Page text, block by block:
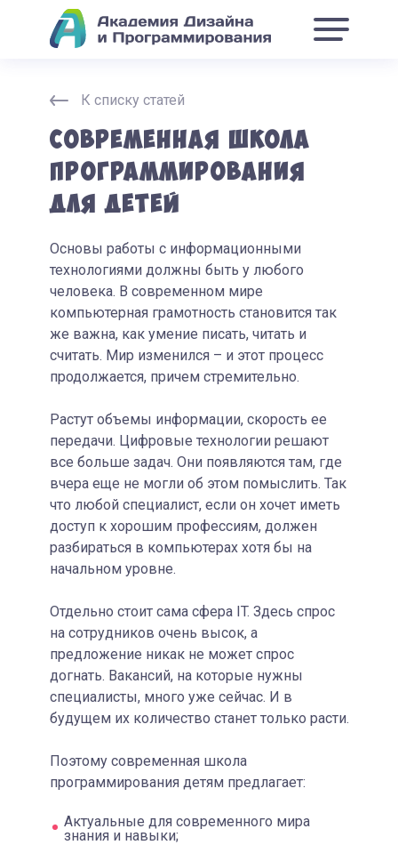
К списку статей
Современная школа
программирования
для детей
Основы работы с информационными
технологиями должны быть у любого
человека. В современном мире
компьютерная грамотность становится так
же важна, как умение писать, читать и
считать. Мир изменился – и этот процесс
продолжается, причем стремительно.
Растут объемы информации, скорость ее
передачи. Цифровые технологии решают
все больше задач. Они появляются там, где
вчера еще не могли об этом помыслить. Так
что любой специалист, если он хочет иметь
доступ к хорошим профессиям, должен
разбираться в компьютерах хотя бы на
начальном уровне.
Отдельно стоит сама сфера IT. Здесь спрос
на сотрудников очень высок, а
предложение никак не может спрос
догнать. Вакансий, на которые нужны
специалисты, много уже сейчас. И в
будущем их количество станет только расти.
Поэтому современная школа
программирования детям предлагает:
Актуальные для современного мира
знания и навыки;